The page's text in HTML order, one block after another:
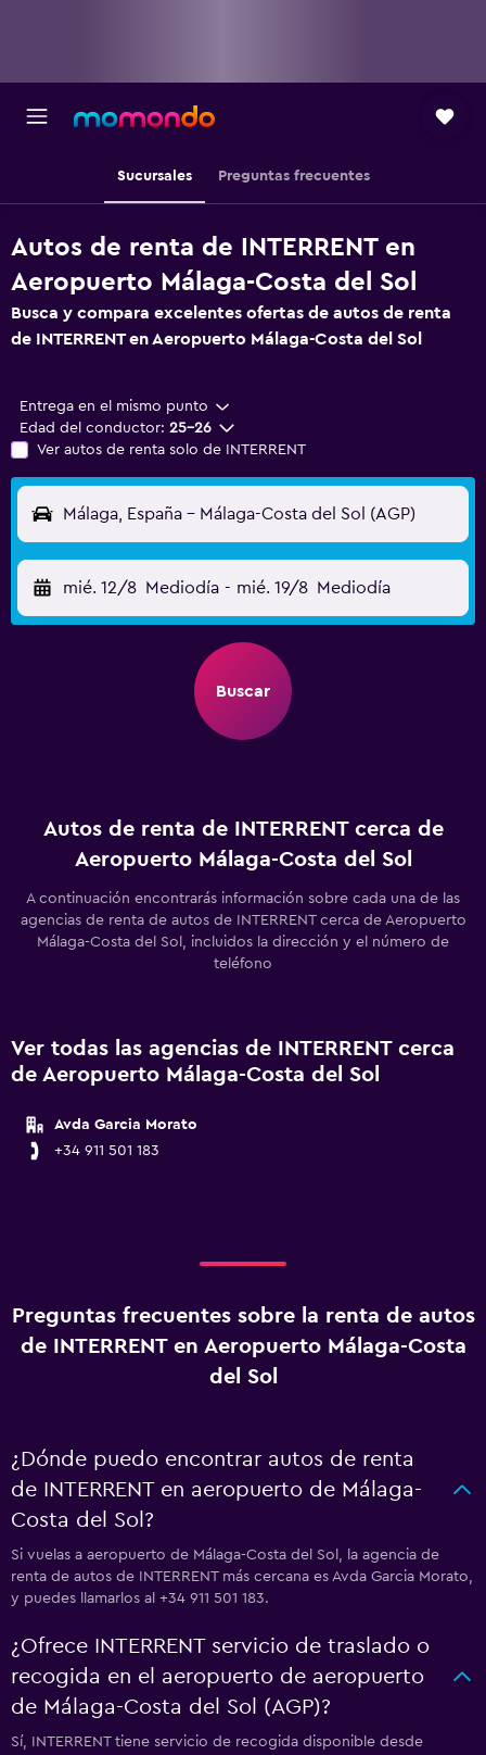
Sucursales Preguntas frecuentes
Autos de renta de INTERRENT en
Aeropuerto Málaga-Costa del Sol
Busca y compara excelentes ofertas de autos de renta
de INTERRENT en Aeropuerto Málaga-Costa del Sol
Entrega en el mismo punto
Edad del conductor: 25-26
Ver autos de renta solo de INTERRENT
Málaga, España - Málaga-Costa del Sol (AGP)
mié. 12/8 Mediodía - mié. 19/8 Mediodía
Buscar
Autos de renta de INTERRENT cerca de
Aeropuerto Málaga-Costa del Sol
A continuación encontrarás información sobre cada una de las
agencias de renta de autos de INTERRENT cerca de Aeropuerto
Málaga-Costa del Sol, incluidos la dirección y el número de
teléfono
Ver todas las agencias de INTERRENT cerca
de Aeropuerto Málaga-Costa del Sol
Avda Garcia Morato
+34 911 501 183
Preguntas frecuentes sobre la renta de autos
de INTERRENT en Aeropuerto Málaga-Costa
del Sol
¿Dónde puedo encontrar autos de renta
de INTERRENT en aeropuerto de Málaga-
Costa del Sol?
Si vuelas a aeropuerto de Málaga-Costa del Sol, la agencia de
renta de autos de INTERRENT más cercana es Avda Garcia Morato,
y puedes llamarlos al +34 911 501 183.
¿Ofrece INTERRENT servicio de traslado o
recogida en el aeropuerto de aeropuerto
de Málaga-Costa del Sol (AGP)?
Sí, INTERRENT tiene servicio de recogida disponible desde